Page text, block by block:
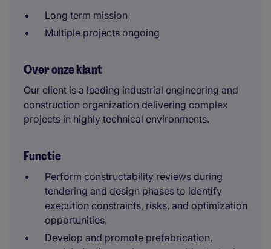
Long term mission
Multiple projects ongoing
Over onze klant
Our client is a leading industrial engineering and
construction organization delivering complex
projects in highly technical environments.
Functie
Perform constructability reviews during
tendering and design phases to identify
execution constraints, risks, and optimization
opportunities.
Develop and promote prefabrication,